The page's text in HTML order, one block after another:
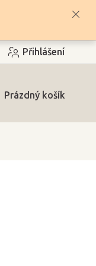
Přihlášení
NÁKUPNÍ
Prázdný košík